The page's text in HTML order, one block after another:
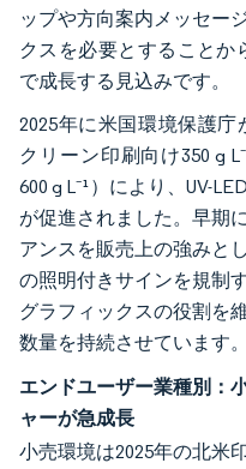
ップや方向案内メッセー
クスを必要とすることか
で成長する見込みです。
2025年に米国環境保護
クリーン印刷向け350 g
600 g L⁻¹）により、UV-
が促進されました。早期
アンスを販売上の強みと
の照明付きサインを規制
グラフィックスの役割を
数量を持続させています。
エンドユーザー業種別：
ャーが急成長
小売環境は2025年の北米